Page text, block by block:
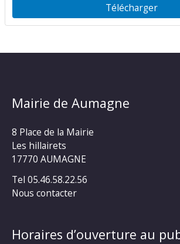
Télécharger
Mairie de Aumagne
8 Place de la Mairie
Les hillairets
17770 AUMAGNE
Tel 05.46.58.22.56
Nous contacter
Horaires d’ouverture au